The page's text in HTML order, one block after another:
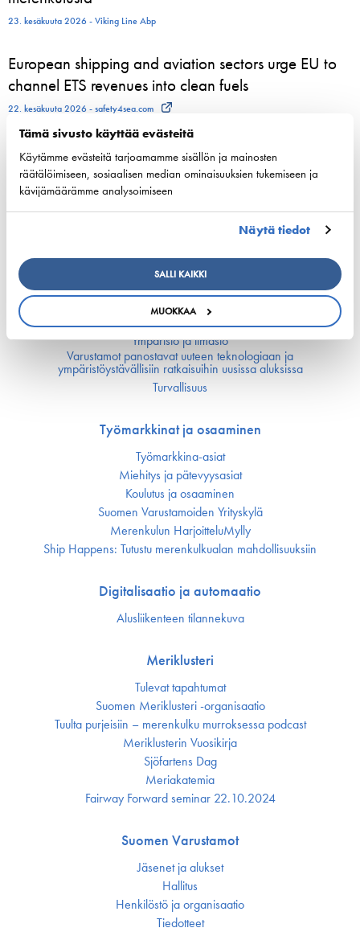
Tämä sivusto käyttää evästeitä
Käytämme evästeitä tarjoamamme sisällön ja mainosten
räätälöimiseen, sosiaalisen median ominaisuuksien tukemiseen ja
kävijämäärämme analysoimiseen
Näytä tiedot
SALLI KAIKKI
MUOKKAA
23. kesäkuuta 2026 - Viking Line Abp
European shipping and aviation sectors urge EU to
channel ETS revenues into clean fuels
22. kesäkuuta 2026 - safety4sea.com
Kilpailukyky
Kansallinen merenkulku­politiikka
EU:n merenkulku­politiikka
Vastuullisuus
Huoltovarmuus
Ympäristö ja ilmasto
Varustamot panostavat uuteen teknologiaan ja
ympäristöystävällisiin ratkaisuihin uusissa aluksissa
Turvallisuus
Työmarkkinat ja osaaminen
Työmarkkina-asiat
Miehitys ja pätevyys­asiat
Koulutus ja osaaminen
Suomen Varustamoiden Yrityskylä
Merenkulun HarjoitteluMylly
Ship Happens: Tutustu merenkulkualan mahdollisuuksiin
Digitalisaatio ja automaatio
Alusliikenteen tilannekuva
Meriklusteri
Tulevat tapahtumat
Suomen Meriklusteri -organisaatio
Tuulta purjeisiin – merenkulku murroksessa podcast
Meriklusterin Vuosikirja
Sjöfartens Dag
Meriakatemia
Fairway Forward seminar 22.10.2024
Suomen Varustamot
Jäsenet ja alukset
Hallitus
Henkilöstö ja organisaatio
Tiedotteet